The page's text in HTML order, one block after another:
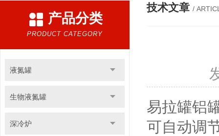
产品分类
PRODUCT CATEGORY
液氮罐
生物液氮罐
深冷炉
技术文章 /
易拉罐铝
可自动调